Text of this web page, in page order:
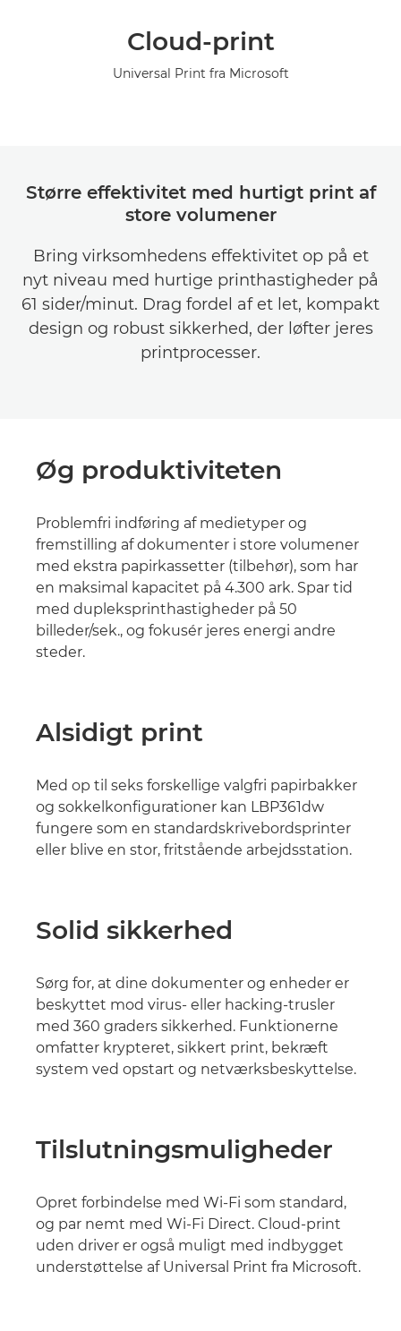
Cloud-print
Universal Print fra Microsoft
Større effektivitet med hurtigt print af
store volumener
Bring virksomhedens effektivitet op på et
nyt niveau med hurtige printhastigheder på
61 sider/minut. Drag fordel af et let, kompakt
design og robust sikkerhed, der løfter jeres
printprocesser.
Øg produktiviteten
Problemfri indføring af medietyper og
fremstilling af dokumenter i store volumener
med ekstra papirkassetter (tilbehør), som har
en maksimal kapacitet på 4.300 ark. Spar tid
med dupleksprinthastigheder på 50
billeder/sek., og fokusér jeres energi andre
steder.
Alsidigt print
Med op til seks forskellige valgfri papirbakker
og sokkelkonfigurationer kan LBP361dw
fungere som en standardskrivebordsprinter
eller blive en stor, fritstående arbejdsstation.
Solid sikkerhed
Sørg for, at dine dokumenter og enheder er
beskyttet mod virus- eller hacking-trusler
med 360 graders sikkerhed. Funktionerne
omfatter krypteret, sikkert print, bekræft
system ved opstart og netværksbeskyttelse.
Tilslutningsmuligheder
Opret forbindelse med Wi-Fi som standard,
og par nemt med Wi-Fi Direct. Cloud-print
uden driver er også muligt med indbygget
understøttelse af Universal Print fra Microsoft.